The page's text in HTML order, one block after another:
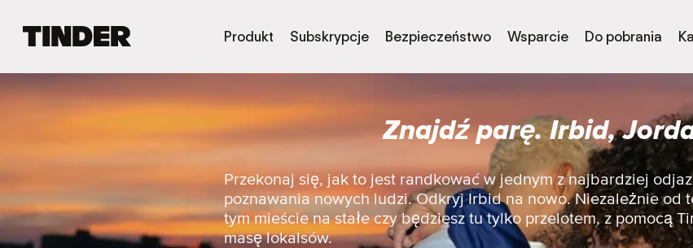
e
n
a
g
Produkt Subskrypcje Bezpieczeństwo Wsparcie Do pobrania
Znajdź parę. Irbid,
Przekonaj się, jak to jest randkować w jednym z najbardziej
poznawania nowych ludzi. Odkryj Irbid na nowo. Niezależnie od
tym mieście na stałe czy będziesz tu tylko przelotem, z pomocą
masę lokalsów.